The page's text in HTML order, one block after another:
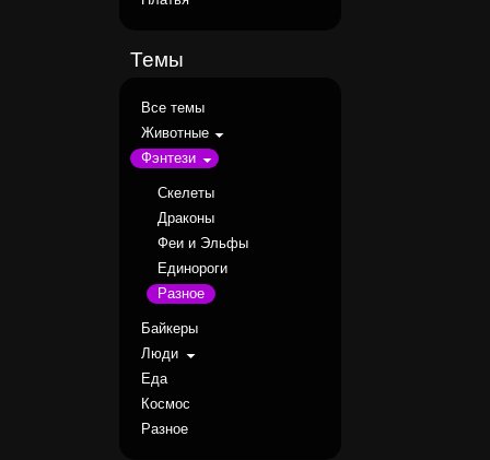
Темы
Все темы
Животные
Фэнтези
Скелеты
Драконы
Феи и Эльфы
Единороги
Разное
Байкеры
Люди
Еда
Космос
Разное